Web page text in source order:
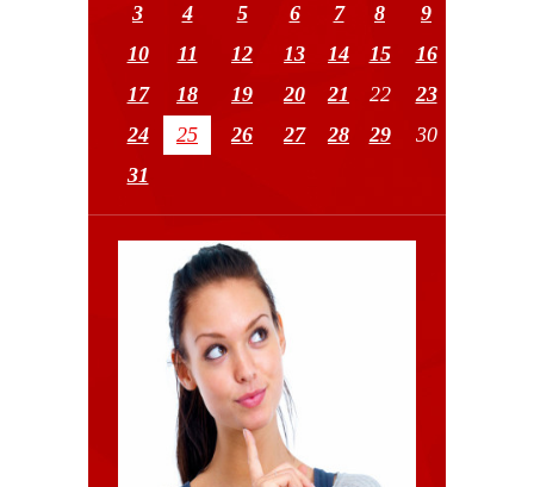
3
4 5 6 7 8
9
10
11 12 13 14 15
16
17
18 19 20 21 22
23
24
25 26 27 28 29
30
31